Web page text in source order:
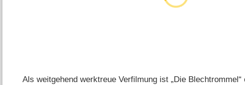
Als weitgehend werktreue Verfilmung ist „Die Blechtrommel“